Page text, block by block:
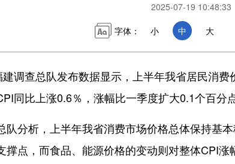
2025-07-19
字体：
小 中 大
查总队发布数据显示，上半年我省居民消费
同比上涨0.6％，涨幅比一季度扩大0.1个百分
分析，上半年我省消费市场价格总体保持基
点，而食品、能源价格的变动则对整体CPI涨